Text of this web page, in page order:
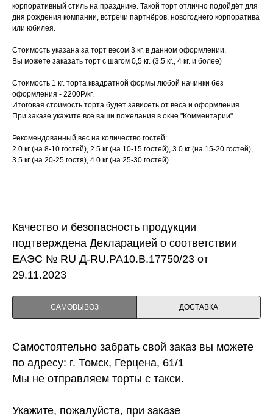
корпоративный стиль на празднике. Такой торт отлично подойдёт для
дня рождения компании, встречи партнёров, новогоднего корпоратива
или юбилея.
Стоимость указана за торт весом 3 кг. в данном оформлении.
Вы можете заказать торт с шагом 0,5 кг. (3,5 кг., 4 кг. и более)
Стоимость 1 кг. торта квадратной формы любой начинки без
оформления - 2200Р/кг.
Итоговая стоимость торта будет зависеть от веса и оформления.
При заказе укажите все ваши пожелания в окне "Комментарии".
Рекомендованный вес на количество гостей:
2.0 кг (на 8-10 гостей), 2.5 кг (на 10-15 гостей), 3.0 кг (на 15-20 гостей),
3.5 кг (на 20-25 гостя), 4.0 кг (на 25-30 гостей)
Качество и безопасность продукции
подтверждена Декларацией о соответствии
ЕАЭС № RU Д-RU.PA10.B.17750/23 от
29.11.2023
САМОВЫВОЗ ДОСТАВКА
Самостоятельно забрать свой заказ вы можете
по адресу: г. Томск, Герцена, 61/1
Мы не отправляем торты с такси.
Укажите, пожалуйста, при заказе